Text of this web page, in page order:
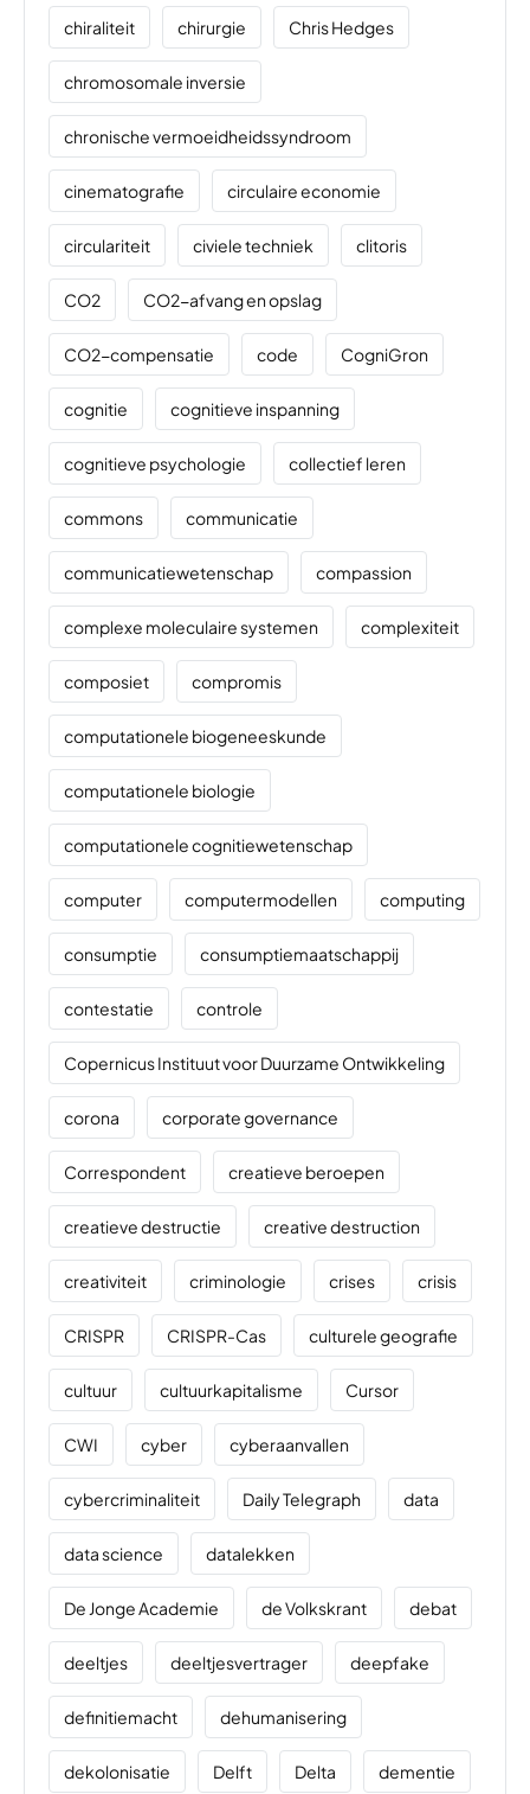
chiraliteit chirurgie Chris Hedges
chromosomale inversie
chronische vermoeidheidssyndroom
cinematografie circulaire economie
circulariteit civiele techniek clitoris
CO2 CO2-afvang en opslag
CO2-compensatie code CogniGron
cognitie cognitieve inspanning
cognitieve psychologie collectief leren
commons communicatie
communicatiewetenschap compassion
complexe moleculaire systemen complexiteit
composiet compromis
computationele biogeneeskunde
computationele biologie
computationele cognitiewetenschap
computer computermodellen computing
consumptie consumptiemaatschappij
contestatie controle
Copernicus Instituut voor Duurzame Ontwikkeling
corona corporate governance
Correspondent creatieve beroepen
creatieve destructie creative destruction
creativiteit criminologie crises crisis
CRISPR CRISPR-Cas culturele geografie
cultuur cultuurkapitalisme Cursor
CWI cyber cyberaanvallen
cybercriminaliteit Daily Telegraph data
data science datalekken
De Jonge Academie de Volkskrant debat
deeltjes deeltjesvertrager deepfake
definitiemacht dehumanisering
dekolonisatie Delft Delta dementie